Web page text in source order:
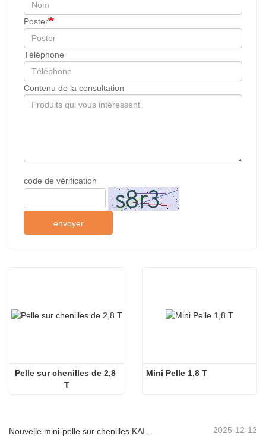
Poster
Téléphone
Contenu de la consultation
code de vérification
envoyer
Pelle sur chenilles de 2,8
T
Mini Pelle 1,8 T
2025-12-12